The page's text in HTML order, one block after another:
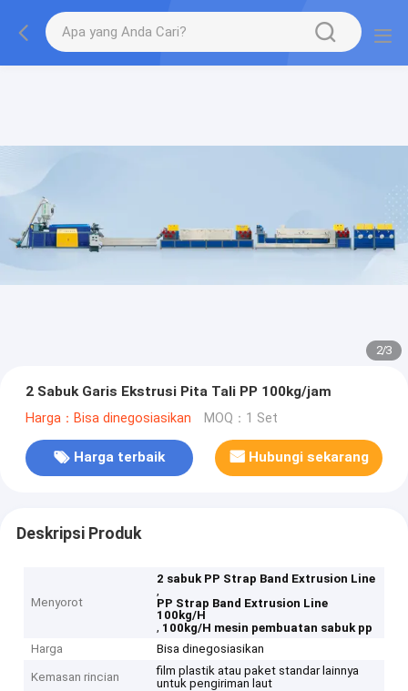
2/3
2 Sabuk Garis Ekstrusi Pita Tali PP 100kg/jam
Harga：Bisa dinegosiasikan MOQ：1 Set
Harga terbaik Hubungi sekarang
Deskripsi Produk
Menyorot
2 sabuk PP Strap Band Extrusion Line
,
PP Strap Band Extrusion Line
100kg/H
, 100kg/H mesin pembuatan sabuk pp
Harga
Bisa dinegosiasikan
Kemasan rincian
film plastik atau paket standar lainnya
untuk pengiriman laut